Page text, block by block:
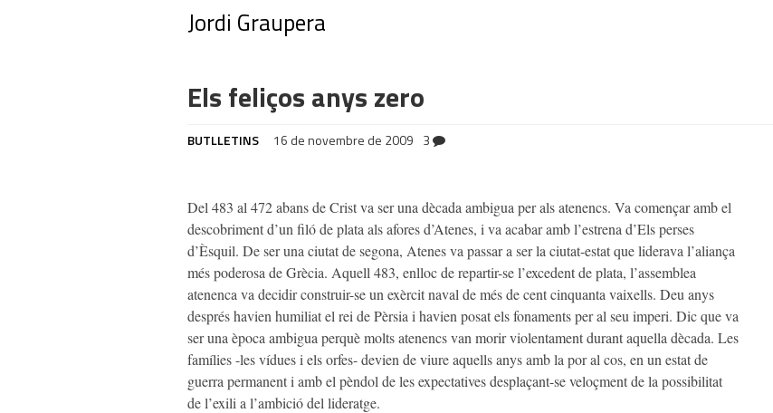
Jordi Graupera
Els feliços anys zero
BUTLLETINS 16 de novembre de 2009 3
Del 483 al 472 abans de Crist va ser una dècada ambigua per als atenencs. Va començar amb el
descobriment d’un filó de plata als afores d’Atenes, i va acabar amb l’estrena d’Els perses
d’Èsquil. De ser una ciutat de segona, Atenes va passar a ser la ciutat-estat que liderava l’aliança
més poderosa de Grècia. Aquell 483, enlloc de repartir-se l’excedent de plata, l’assemblea
atenenca va decidir construir-se un exèrcit naval de més de cent cinquanta vaixells. Deu anys
després havien humiliat el rei de Pèrsia i havien posat els fonaments per al seu imperi. Dic que va
ser una època ambigua perquè molts atenencs van morir violentament durant aquella dècada. Les
famílies -les vídues i els orfes- devien de viure aquells anys amb la por al cos, en un estat de
guerra permanent i amb el pèndol de les expectatives desplaçant-se veloçment de la possibilitat
de l’exili a l’ambició del lideratge.